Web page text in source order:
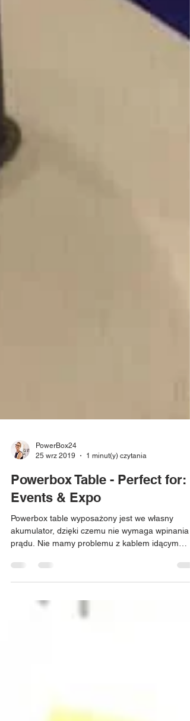
PowerBox24
25 wrz 2019
1 minut(y) czytania
Powerbox Table - Perfect for:
Events & Expo
akumulator, dzięki czemu nie wymaga wpinania
prądu. Nie mamy problemu z kablem idącym